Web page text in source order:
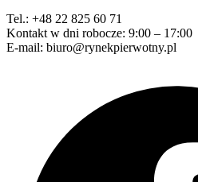
Tel.: +48 22 825 60 71
Kontakt w dni robocze: 9:00 – 17:00
E-mail: biuro@rynekpierwotny.pl